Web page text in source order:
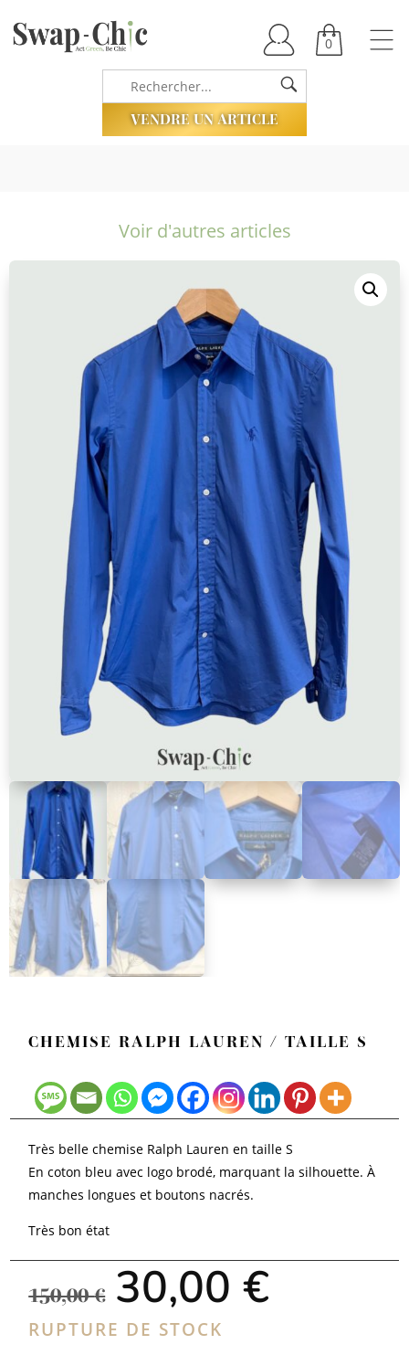
0
VENDRE UN ARTICLE
Voir d'autres articles
CHEMISE RALPH LAUREN / TAILLE S
Très belle chemise Ralph Lauren en taille S
En coton bleu avec logo brodé, marquant la silhouette. À
manches longues et boutons nacrés.
Très bon état
150,00€
Le
prix
initial
était :
30,00€Le
RUPTURE DE STOCK